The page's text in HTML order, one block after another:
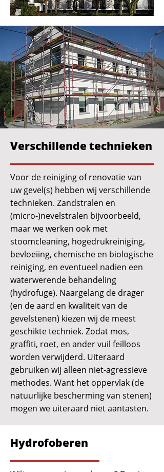
Verschillende technieken
Voor de reiniging of renovatie van
uw gevel(s) hebben wij verschillende
technieken. Zandstralen en
(micro-)nevelstralen bijvoorbeeld,
maar we werken ook met
stoomcleaning, hogedrukreiniging,
bevloeiing, chemische en biologische
reiniging, en eventueel nadien een
waterwerende behandeling
(hydrofuge). Naargelang de drager
(en de aard en kwaliteit van de
gevelstenen) kiezen wij de meest
geschikte techniek. Zodat mos,
graffiti, roet, en ander vuil feilloos
worden verwijderd. Uiteraard
gebruiken wij alleen niet-agressieve
methodes. Want het oppervlak (de
natuurlijke bescherming van stenen)
mogen we uiteraard niet aantasten.
Hydrofoberen